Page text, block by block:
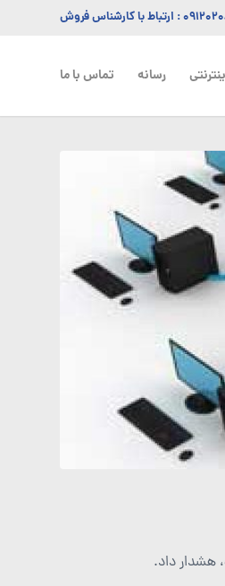
: ارتباط با کارشناس فروش
رسانه تماس با ما
هشدار داد.